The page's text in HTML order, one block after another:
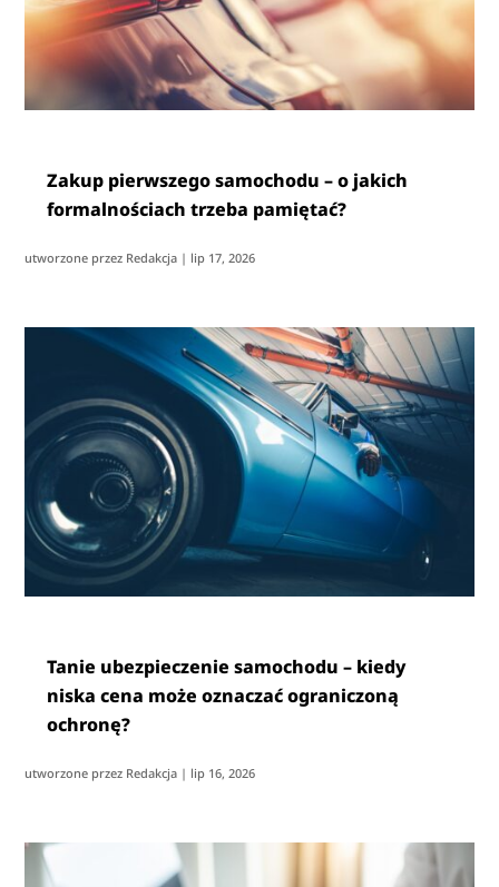
Zakup pierwszego samochodu – o jakich
formalnościach trzeba pamiętać?
utworzone przez Redakcja | lip 17, 2026
Tanie ubezpieczenie samochodu – kiedy
niska cena może oznaczać ograniczoną
ochronę?
utworzone przez Redakcja | lip 16, 2026